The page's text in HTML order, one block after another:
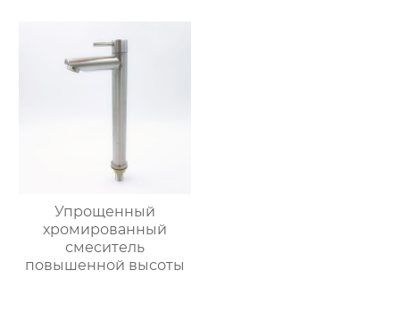
Упрощенный
хромированный
смеситель
повышенной высоты